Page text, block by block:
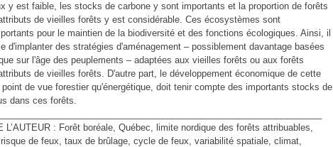
y est faible, les stocks de carbone y sont importants et la proportion de forêts
de vieilles forêts y est considérable. Ces écosystèmes sont
pour le maintien de la biodiversité et des fonctions écologiques. Ainsi, il
d'implanter des stratégies d'aménagement – possiblement davantage basées
sur l'âge des peuplements – adaptées aux vieilles forêts ou aux forêts
de vieilles forêts. D'autre part, le développement économique de cette
de vue forestier qu'énergétique, doit tenir compte des importants stocks de
dans ces forêts.
L’AUTEUR : Forêt boréale, Québec, limite nordique des forêts attribuables,
de feux, taux de brûlage, cycle de feux, variabilité spatiale, climat,